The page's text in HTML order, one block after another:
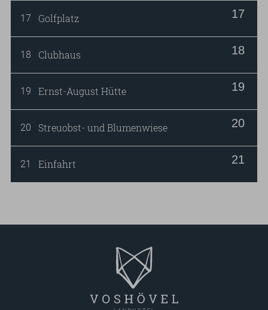
17 Golfplatz
18 Clubhaus
19 Ernst-August Hütte
20 Streuobst- und Blumenwiese
21 Einfahrt